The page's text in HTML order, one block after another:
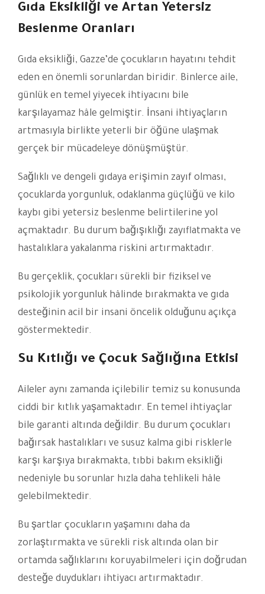
Gıda Eksikliği ve Artan Yetersiz
Beslenme Oranları
Gıda eksikliği, Gazze’de çocukların hayatını tehdit
eden en önemli sorunlardan biridir. Binlerce aile,
günlük en temel yiyecek ihtiyacını bile
karşılayamaz hâle gelmiştir. İnsani ihtiyaçların
artmasıyla birlikte yeterli bir öğüne ulaşmak
gerçek bir mücadeleye dönüşmüştür.
Sağlıklı ve dengeli gıdaya erişimin zayıf olması,
çocuklarda yorgunluk, odaklanma güçlüğü ve kilo
kaybı gibi yetersiz beslenme belirtilerine yol
açmaktadır. Bu durum bağışıklığı zayıflatmakta ve
hastalıklara yakalanma riskini artırmaktadır.
Bu gerçeklik, çocukları sürekli bir fiziksel ve
psikolojik yorgunluk hâlinde bırakmakta ve gıda
desteğinin acil bir insani öncelik olduğunu açıkça
göstermektedir.
Su Kıtlığı ve Çocuk Sağlığına Etkisi
Aileler aynı zamanda içilebilir temiz su konusunda
ciddi bir kıtlık yaşamaktadır. En temel ihtiyaçlar
bile garanti altında değildir. Bu durum çocukları
bağırsak hastalıkları ve susuz kalma gibi risklerle
karşı karşıya bırakmakta, tıbbi bakım eksikliği
nedeniyle bu sorunlar hızla daha tehlikeli hâle
gelebilmektedir.
Bu şartlar çocukların yaşamını daha da
zorlaştırmakta ve sürekli risk altında olan bir
ortamda sağlıklarını koruyabilmeleri için doğrudan
desteğe duydukları ihtiyacı artırmaktadır.